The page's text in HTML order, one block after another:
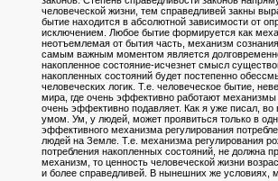
человеческой жизни, тем справедливей закны
бытие находится в абсолютной зависимости от
исключением. Любое бытие формируется как
неотъемлемая от бытия часть, механизм
самым важным моментом является
накопленное состояние-исчезнет смысл
накопленных состояний будет постепенно
человеческих логик. Т.е. человеческое бытие,
мира, где очень эффективно работают механизмы
очень эффективно подавляет. Как я уже писал,
умом. Ум, у людей, может проявиться только в
эффективного механизма регулирования
людей на Земле. Т.е. механизма регулирования
потребления накопленных состояний, не должна
механизм, то ценность человеческой жизни
и более справедливей. В нынешних же